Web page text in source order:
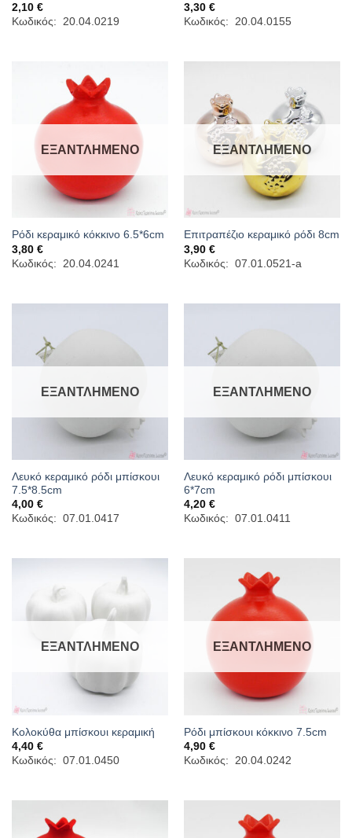
2,10 €
Κωδικός: 20.04.0219
3,30 €
Κωδικός: 20.04.0155
ΕΞΑΝΤΛΗΜΈΝΟ
Ρόδι κεραμικό κόκκινο 6.5*6cm
3,80 €
Κωδικός: 20.04.0241
ΕΞΑΝΤΛΗΜΈΝΟ
Επιτραπέζιο κεραμικό ρόδι 8cm
3,90 €
Κωδικός: 07.01.0521-a
ΕΞΑΝΤΛΗΜΈΝΟ
Λευκό κεραμικό ρόδι μπίσκουι
7.5*8.5cm
4,00 €
Κωδικός: 07.01.0417
ΕΞΑΝΤΛΗΜΈΝΟ
Λευκό κεραμικό ρόδι μπίσκουι
6*7cm
4,20 €
Κωδικός: 07.01.0411
ΕΞΑΝΤΛΗΜΈΝΟ
Κολοκύθα μπίσκουι κεραμική
4,40 €
Κωδικός: 07.01.0450
ΕΞΑΝΤΛΗΜΈΝΟ
Ρόδι μπίσκουι κόκκινο 7.5cm
4,90 €
Κωδικός: 20.04.0242